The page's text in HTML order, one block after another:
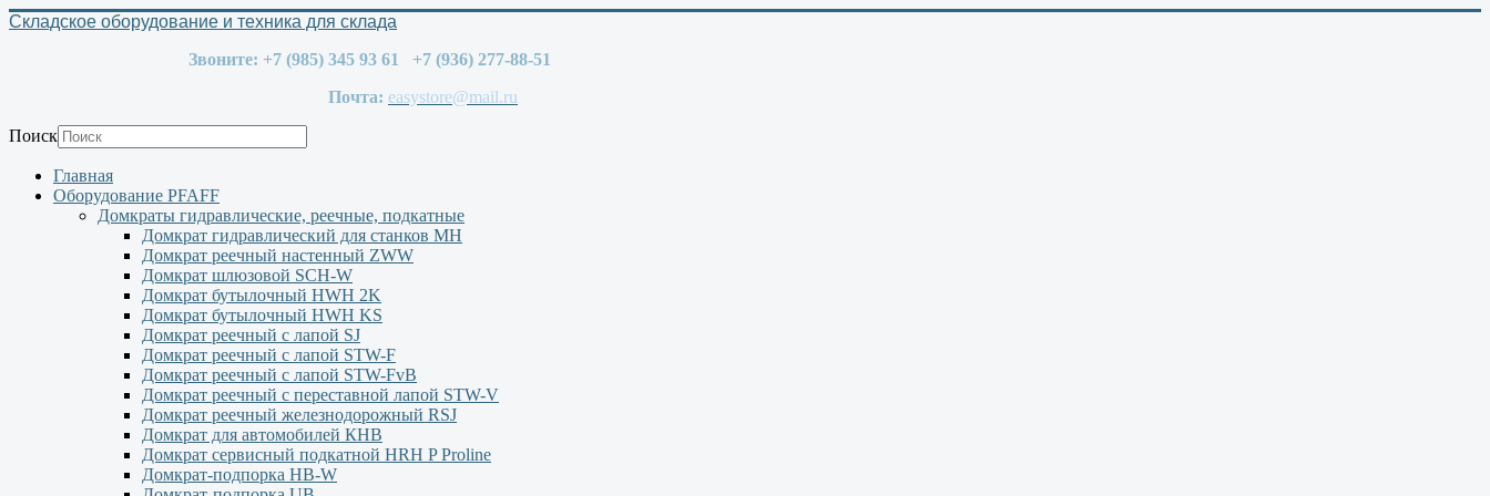
Складское оборудование и техника для склада
Звоните: +7 (985) 345 93 61 +7 (936) 277-88-51
Почта: easystore@mail.ru
Поиск
Главная
Оборудование PFAFF
Домкраты гидравлические, реечные, подкатные
Домкрат гидравлический для станков МН
Домкрат реечный настенный ZWW
Домкрат шлюзовой SCH-W
Домкрат бутылочный HWH 2K
Домкрат бутылочный HWH KS
Домкрат реечный с лапой SJ
Домкрат реечный с лапой STW-F
Домкрат реечный с лапой STW-FvB
Домкрат реечный с переставной лапой STW-V
Домкрат реечный железнодорожный RSJ
Домкрат для автомобилей КНВ
Домкрат сервисный подкатной НRH P Proline
Домкрат-подпорка HB-W